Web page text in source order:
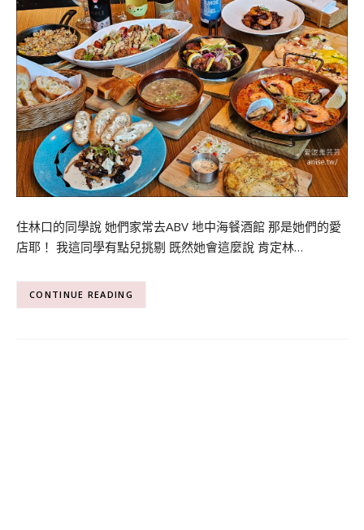
住林口的同學說 她們家常去ABV 地中海餐酒館 那是她們的愛
店耶！ 我這同學有點兒挑剔 既然她會這麼說 肯定林…
CONTINUE READING